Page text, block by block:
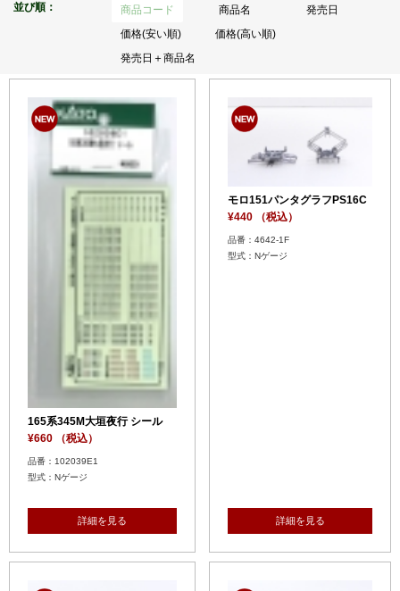
並び順： 商品コード 商品名
発売日
価格(安い順)
価格(高い順)
発売日＋商品名
165系345M大垣夜行 シール
¥660 （税込）
品番：102039E1
型式：Nゲージ
詳細を見る
モロ151パンタグラフPS16C
¥440 （税込）
品番：4642-1F
型式：Nゲージ
詳細を見る